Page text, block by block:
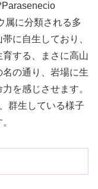
属に分類される多
に自生しており、
する、まさに高山
の通り、岩場に生
を感じさせます。
群生している様子